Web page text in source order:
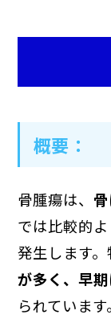
概要 ：
骨腫瘍は、
では比較的
発生します
が多く、早
られています。